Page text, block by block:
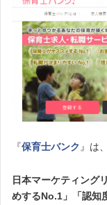
『保育士バンク 』は
日本マーケティング
めするNo.1」「認知